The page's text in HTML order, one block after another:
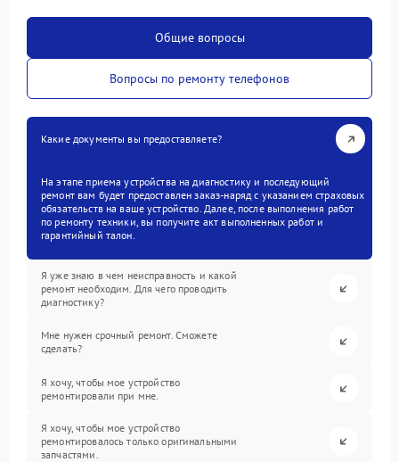
Общие вопросы
Вопросы по ремонту телефонов
Какие документы вы предоставляете?
На этапе приема устройства на диагностику и последующий
ремонт вам будет предоставлен заказ-наряд с указанием страховых
обязательств на ваше устройство. Далее, после выполнения работ
по ремонту техники, вы получите акт выполненных работ и
гарантийный талон.
Я уже знаю в чем неисправность и какой
ремонт необходим. Для чего проводить
диагностику?
Мне нужен срочный ремонт. Сможете
сделать?
Я хочу, чтобы мое устройство
ремонтировали при мне.
Я хочу, чтобы мое устройство
ремонтировалось только оригинальными
запчастями.